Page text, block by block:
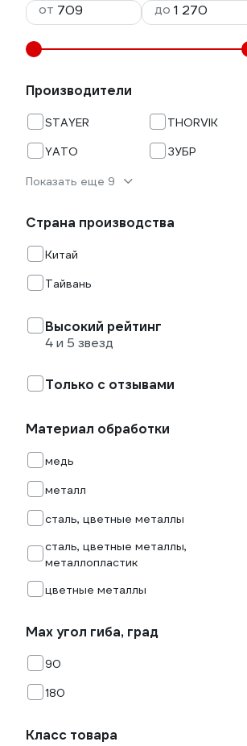
от
до
Производители
STAYER
THORVIK
YATO
ЗУБР
Показать еще 9
Страна производства
Китай
Тайвань
Высокий рейтинг
4 и 5 звезд
Только с отзывами
Материал обработки
медь
металл
сталь, цветные металлы
сталь, цветные металлы,
металлопластик
цветные металлы
Мах угол гиба, град
90
180
Класс товара